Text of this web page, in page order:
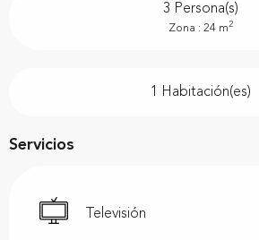
3 Persona(s)
Zona : 24 m 2
1 Habitación(es)
Servicios
Televisión